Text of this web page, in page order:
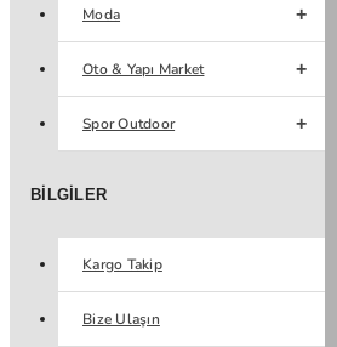
Moda
Oto & Yapı Market
Spor Outdoor
BILGILER
Kargo Takip
Bize Ulaşın